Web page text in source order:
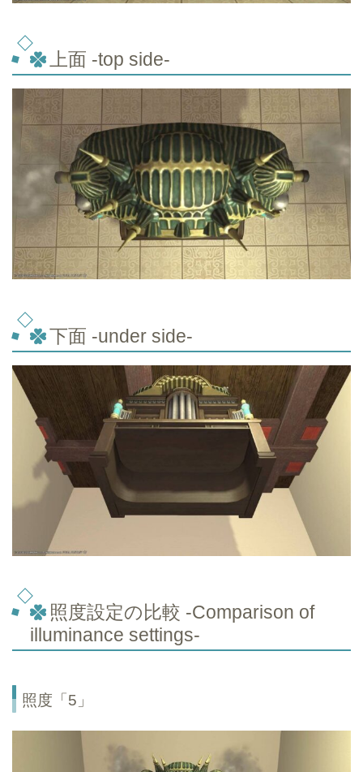
上面 -top side-
下面 -under side-
照度設定の比較 -Comparison of
illuminance settings-
照度「5」